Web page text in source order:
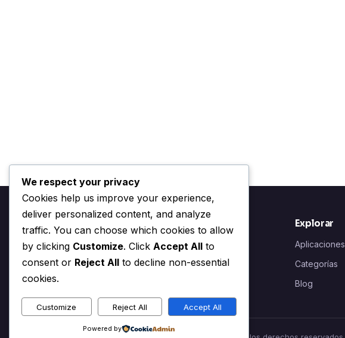
Aplikasi terbaik untuk diunduh di Android dan iOS
Explorar
Aplicaciones
Categorías
Blog
We respect your privacy
Cookies help us improve your experience,
deliver personalized content, and analyze
traffic. You can choose which cookies to allow
by clicking Customize. Click Accept All to
consent or Reject All to decline non-essential
cookies.
Customize Reject All Accept All
Powered by